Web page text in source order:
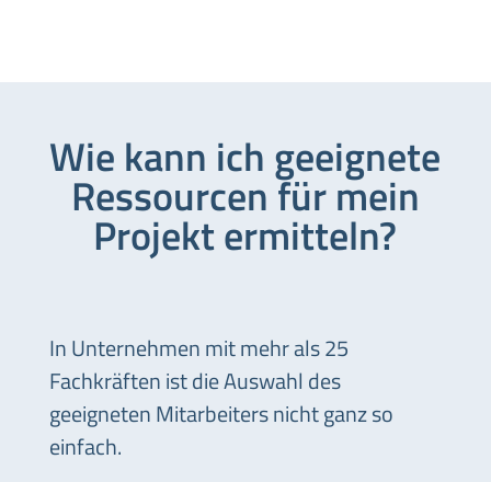
Wie kann ich geeignete
Ressourcen für mein
Projekt ermitteln?
In Unternehmen mit mehr als 25
Fachkräften ist die Auswahl des
geeigneten Mitarbeiters nicht ganz so
einfach.